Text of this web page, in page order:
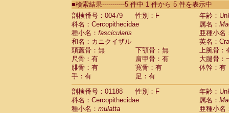
CebidaeSaguinus labiatus(0)
Cebidae Saguinus leucopus (0)
CebidaeSaguinus midas
CebidaeSaguinus mystax
CebidaeSaguinus nigricollis (1)
Cebidae Saguinus oedipus
Cebidae Saguinus weddelli
Cebidae Saguinusspp.
Cebidae Aotus trivirgatus
Cebidae Cebus albifrons
CebidaeCebus apella
Cebidae
■検索結果-----------5 件中 1 件から 5 件を表示中
剖検番号：00479
性別：F
年齢：
科名：Cercopithecidae
属名：
種小名： fascicularis
亜種小名
和名：カニクイザル
英名：
頭蓋骨：無
下顎骨：無
上腕骨：
尺骨：有
肩甲骨：有
大腿骨：
腓骨：有
寛骨：有
体幹：有
手：有
足：有
剖検番号：01188
性別：F
年齢：
科名：Cercopithecidae
属名：
種小名： mulatta
亜種小名